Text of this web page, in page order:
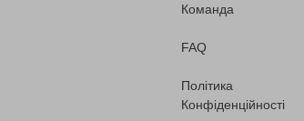
Команда
FAQ
Політика
Конфіденційності